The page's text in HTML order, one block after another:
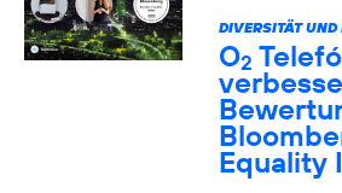
DIVERSITÄT UND
O2
Equality